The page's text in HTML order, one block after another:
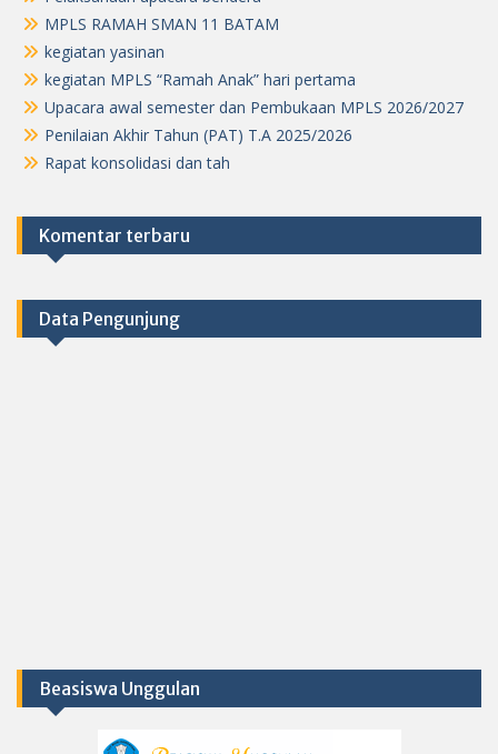
MPLS RAMAH SMAN 11 BATAM
kegiatan yasinan
kegiatan MPLS “Ramah Anak” hari pertama
Upacara awal semester dan Pembukaan MPLS 2026/2027
Penilaian Akhir Tahun (PAT) T.A 2025/2026
Rapat konsolidasi dan tah
Komentar terbaru
Data Pengunjung
Beasiswa Unggulan